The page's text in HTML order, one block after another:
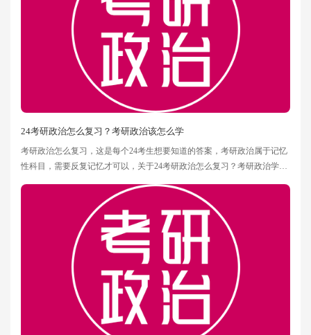
24考研政治怎么复习？考研政治该怎么学
考研政治怎么复习，这是每个24考生想要知道的答案，考研政治属于记忆
性科目，需要反复记忆才可以，关于24考研政治怎么复习？考研政治学习